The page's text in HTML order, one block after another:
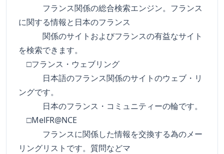
フランス関係の総合検索エンジン。フランス
に関する情報と日本のフランス
関係のサイトおよびフランスの有益なサイト
を検索できます。
□フランス・ウェブリング
日本語のフランス関係のサイトのウェブ・リ
ングです。
日本のフランス・コミュニティーの輪です。
□MelFR@NCE
フランスに関係した情報を交換する為のメー
リングリストです。質問などマ